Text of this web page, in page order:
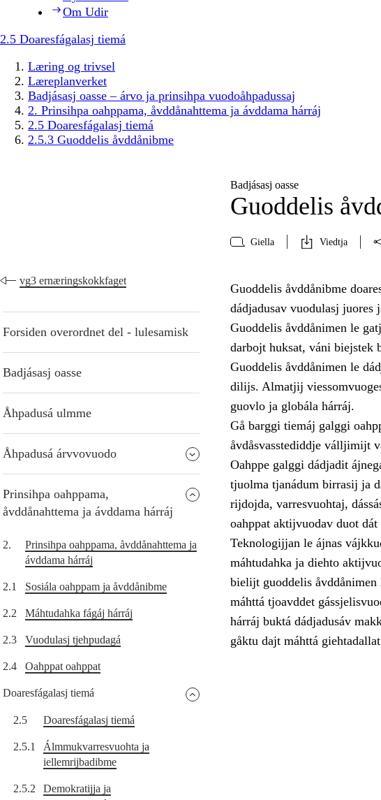
Om Udir
2.5 Doaresfágalasj tiemá
Læring og trivsel
Læreplanverket
Badjásasj oasse – árvo ja prinsihpa vuodoåhpadussaj
2. Prinsihpa oahppama, åvddånahttema ja ávddama hárráj
2.5 Doaresfágalasj tiemá
2.5.3 Guoddelis åvddånibme
Badjásasj oasse
Guoddelis
Giella Viedtja
vg3 ernæringskokkfaget
Forsiden overordnet del - lulesamisk
Badjásasj oasse
Åhpadusá ulmme
Åhpadusá árvvovuodo
Prinsihpa oahppama,
åvddånahttema ja ávddama hárráj
2.
Prinsihpa oahppama, åvddånahttema ja
ávddama hárráj
2.1 Sosiála oahppam ja åvddånibme
2.2 Máhtudahka fágáj hárráj
2.3 Vuodulasj tjehpudagá
2.4 Oahppat oahppat
Doaresfágalasj tiemá
2.5 Doaresfágalasj tiemá
2.5.1
Álmmukvarresvuohta ja
iellemrijbadibme
2.5.2
Demokratijja ja
Guoddelis åvddånibme
dádjadusav vuodulasj juores
Guoddelis åvddånimen le
darbojt huksat, váni biejstek
Guoddelis åvddånimen le
dilijs. Almatjij
guovlo ja globála hárráj.
Gå barggi tiemáj galggi
åvdåsvasstediddje válljimijt
Oahppe galggi dádjadit
tjuolma tjanádum birrasij ja
rijdojda, varresvuohtaj,
oahppat aktijvuodav duot
Teknologijjan le ájnas
máhtudahka ja diehto
bielijt guoddelis
máhttá tjoavddet
hárráj buktá dádjadusáv
gåktu dajt máhttá